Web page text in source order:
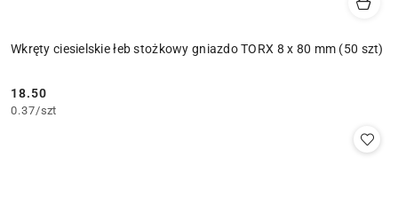
Wkręty ciesielskie łeb stożkowy gniazdo TORX 8 x 80 mm (50 szt)
Cena:
18.50
0.37/szt